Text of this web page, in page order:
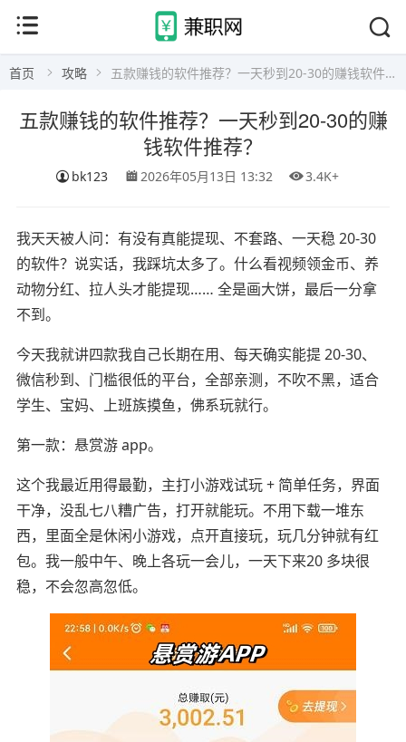
首页 攻略 五款赚钱的软件推荐？一天秒到20-30的赚钱软件推荐？
五款赚钱的软件推荐？一天秒到20-30的赚
钱软件推荐？
bk123 2026年05月13日 13:32 3.4K+
我天天被人问：有没有真能提现、不套路、一天稳 20-30
的软件？说实话，我踩坑太多了。什么看视频领金币、养
动物分红、拉人头才能提现…… 全是画大饼，最后一分拿
不到。
今天我就讲四款我自己长期在用、每天确实能提 20-30、
微信秒到、门槛很低的平台，全部亲测，不吹不黑，适合
学生、宝妈、上班族摸鱼，佛系玩就行。
第一款：悬赏游 app。
这个我最近用得最勤，主打小游戏试玩 + 简单任务，界面
干净，没乱七八糟广告，打开就能玩。不用下载一堆东
西，里面全是休闲小游戏，点开直接玩，玩几分钟就有红
包。我一般中午、晚上各玩一会儿，一天下来20 多块很
稳，不会忽高忽低。